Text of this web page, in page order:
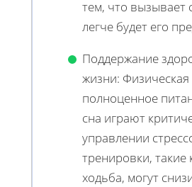
тем, что вызывает
легче будет его
Поддержание
жизни: Физическая
полноценное
сна играют
управлении
тренировки, такие
ходьба, могут